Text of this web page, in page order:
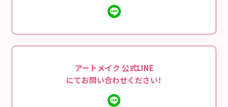
アートメイク 公式LINE
にてお問い合わせください！